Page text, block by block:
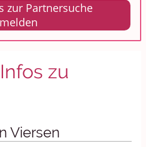
zur Partnersuche
zu
Viersen